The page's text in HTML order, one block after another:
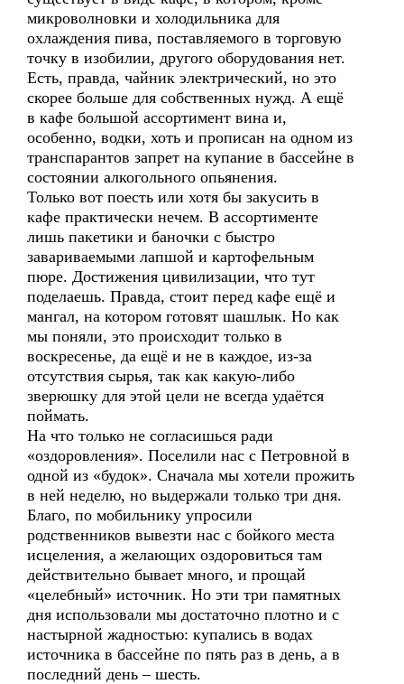
микроволновки и холодильника для
охлаждения пива, поставляемого в торговую
точку в изобилии, другого оборудования нет.
Есть, правда, чайник электрический, но это
скорее больше для собственных нужд. А ещё
в кафе большой ассортимент вина и,
особенно, водки, хоть и прописан на одном из
транспарантов запрет на купание в бассейне в
состоянии алкогольного опьянения.
Только вот поесть или хотя бы закусить в
кафе практически нечем. В ассортименте
лишь пакетики и баночки с быстро
завариваемыми лапшой и картофельным
пюре. Достижения цивилизации, что тут
поделаешь. Правда, стоит перед кафе ещё и
мангал, на котором готовят шашлык. Но как
мы поняли, это происходит только в
воскресенье, да ещё и не в каждое, из-за
отсутствия сырья, так как какую-либо
зверюшку для этой цели не всегда удаётся
поймать.
На что только не согласишься ради
«оздоровления». Поселили нас с Петровной в
одной из «будок». Сначала мы хотели прожить
в ней неделю, но выдержали только три дня.
Благо, по мобильнику упросили
родственников вывезти нас с бойкого места
исцеления, а желающих оздоровиться там
действительно бывает много, и прощай
«целебный» источник. Но эти три памятных
дня использовали мы достаточно плотно и с
настырной жадностью: купались в водах
источника в бассейне по пять раз в день, а в
последний день – шесть.